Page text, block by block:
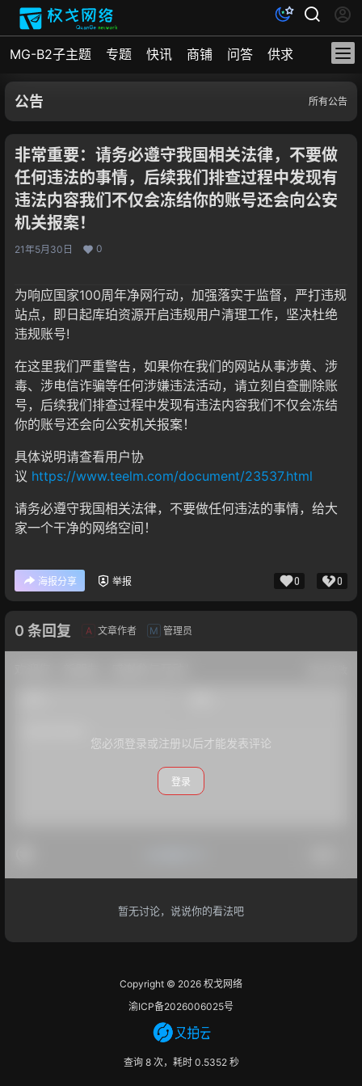
MG-B2子主题 专题 快讯 商铺 问答 供求
公告 所有公告
非常重要：请务必遵守我国相关法律，不要做
任何违法的事情，后续我们排查过程中发现有
违法内容我们不仅会冻结你的账号还会向公安
机关报案！
21年5月30日 0
为响应国家100周年净网行动，加强落实于监督，严打违规
站点，即日起库珀资源开启违规用户清理工作，坚决杜绝
违规账号!
在这里我们严重警告，如果你在我们的网站从事涉黄、涉
毒、涉电信诈骗等任何涉嫌违法活动，请立刻自查删除账
号，后续我们排查过程中发现有违法内容我们不仅会冻结
你的账号还会向公安机关报案！
具体说明请查看用户协
议 https://www.teelm.com/document/23537.html
请务必遵守我国相关法律，不要做任何违法的事情，给大
家一个干净的网络空间！
海报分享 举报 0 0
0 条回复 A 文章作者 M 管理员
您必须登录或注册以后才能发表评论
登录
暂无讨论，说说你的看法吧
Copyright © 2026 权戈网络
渝ICP备2026006025号
查询 8 次，耗时 0.5352 秒